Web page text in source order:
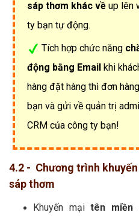
sáp thơm khác về up lên
ty bạn tự động.
Tích hợp chức năng
động bằng Email khi
hàng đặt hàng thì đơn
bạn và gửi về quản trị
CRM của công ty bạn!
4.2 - Chương trình
sáp thơm
Khuyến mạitên miền